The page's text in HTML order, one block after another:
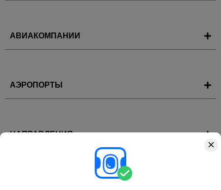
АВИАКОМПАНИИ
АЭРОПОРТЫ
НАПРАВЛЕНИЯ